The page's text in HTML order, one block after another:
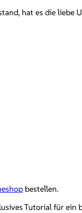
hat es die
bestellen.
Tutorial für ein